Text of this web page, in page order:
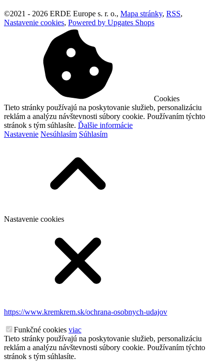
©2021 - 2026 ERDE Europe s. r. o., Mapa stránky, RSS,
Nastavenie cookies, Powered by Upgates Shops
Cookies
Tieto stránky používajú na poskytovanie služieb, personalizáciu
reklám a analýzu návštevnosti súbory cookie. Používaním týchto
stránok s tým súhlasíte. Ďalšie informácie
Nastavenie Nesúhlasím Súhlasím
Nastavenie cookies
https://www.kremkrem.sk/ochrana-osobnych-udajov
Funkčné cookies viac
Tieto stránky používajú na poskytovanie služieb, personalizáciu
reklám a analýzu návštevnosti súbory cookie. Používaním týchto
stránok s tým súhlasíte.